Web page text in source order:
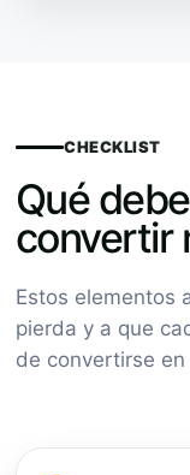
CHECKLIST
Qué
convertir
Estos elementos
pierda y a que
de convertirse